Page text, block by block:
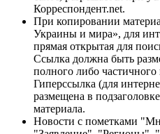
Корреспондент.net.
При копировании
Украины и мира», для
прямая открытая для
Ссылка должна быть
полного либо частичного
Гиперссылка (для
размещена в
материала.
Новости с пометками